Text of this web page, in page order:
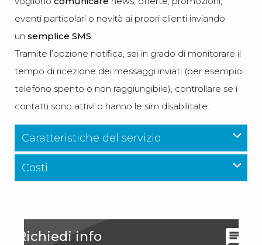
eventi particolari o novità ai propri clienti inviando
un semplice SMS
Tramite l’opzione notifica, sei in grado di monitorare il
tempo di ricezione dei messaggi inviati (per esempio
telefono spento o non raggiungibile), controllare se i
contatti sono attivi o hanno le sim disabilitate.
Caratteristiche del servizio
Costi
Richiedi info